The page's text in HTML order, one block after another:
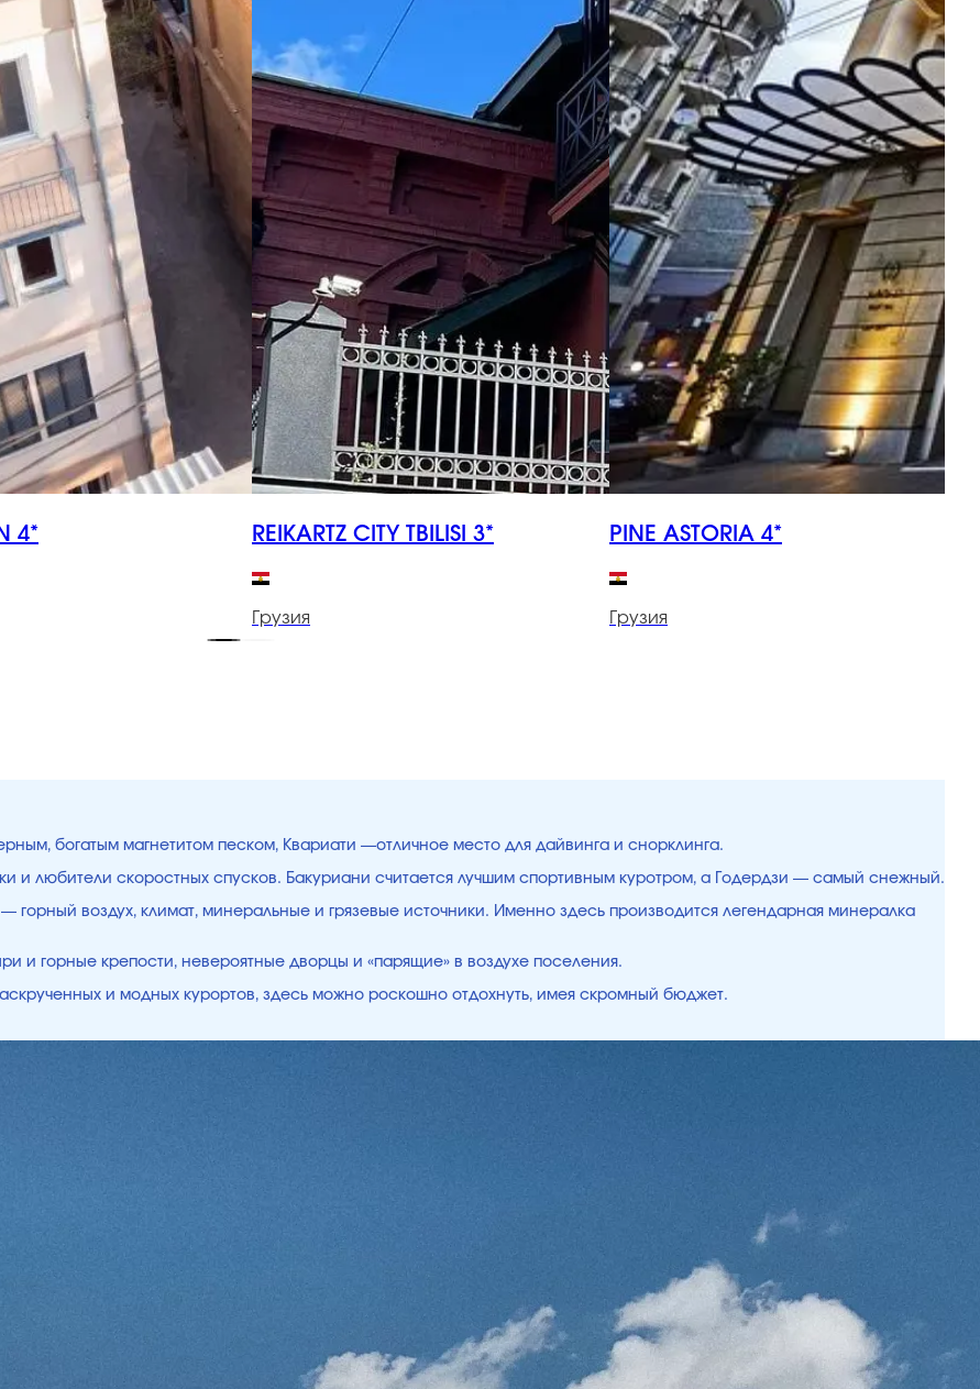
4* REIKARTZ CITY TBILISI 3*
Грузия
PINE ASTORIA 4*
Грузия
богатым магнетитом песком, Квариати —отличное место для дайвинга и снорклинга.
и любители скоростных спусков. Бакуриани считается лучшим спортивным куротром, а Годердзи — самый снежный.
горный воздух, климат, минеральные и грязевые источники. Именно здесь производится легендарная минералка
и горные крепости, невероятные дворцы и «парящие» в воздухе поселения.
и модных курортов, здесь можно роскошно отдохнуть, имея скромный бюджет.